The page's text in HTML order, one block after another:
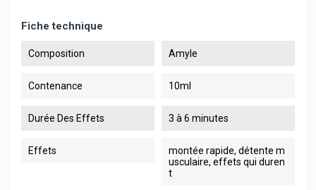
Fiche technique
Composition Amyle
Contenance 10ml
Durée Des Effets 3 à 6 minutes
Effets
montée rapide, détente m
usculaire, effets qui duren
t